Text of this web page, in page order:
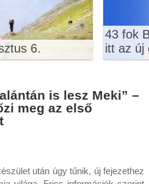
6.
43 fok
itt az új
is lesz Meki” –
meg az első
után úgy tűnik, új fejezethez